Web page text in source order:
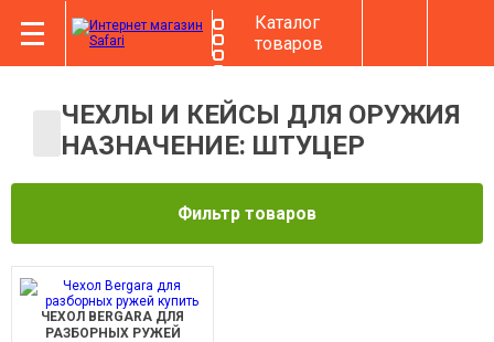
Каталог
товаров
ЧЕХЛЫ И КЕЙСЫ ДЛЯ ОРУЖИЯ
НАЗНАЧЕНИЕ: ШТУЦЕР
Фильтр товаров
ЧЕХОЛ BERGARA ДЛЯ
РАЗБОРНЫХ РУЖЕЙ